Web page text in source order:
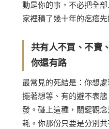
動是你的事，不必把全
家裡積了幾十年的疙瘩先
共有人不買、不賣
你還有路
最常見的死結是：你想
擺著想等、有的避不表
發。碰上這種，關鍵觀
耗。你那份只要是分別